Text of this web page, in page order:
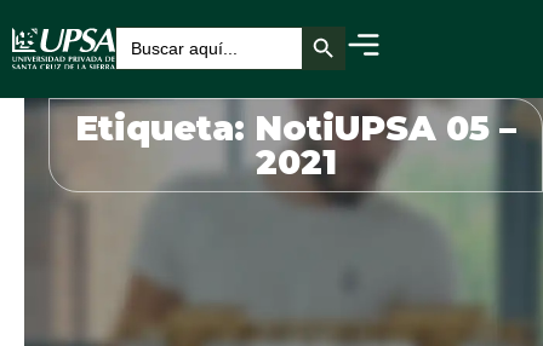
Buscar: Botón de búsqueda
Etiqueta: NotiUPSA 05 –
2021